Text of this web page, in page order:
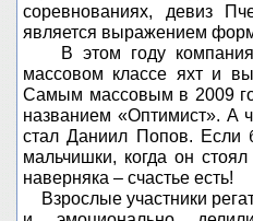
соревнованиях, девиз
является выражением
В этом году компания
массовом классе яхт и
Самым массовым в 2009
названием «Оптимист». А
стал Даниил Попов. Если
мальчишки, когда он
наверняка – счастье есть!
Взрослые участники